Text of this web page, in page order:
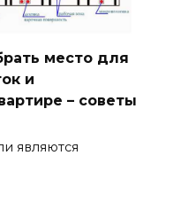
место для
и
– советы
являются